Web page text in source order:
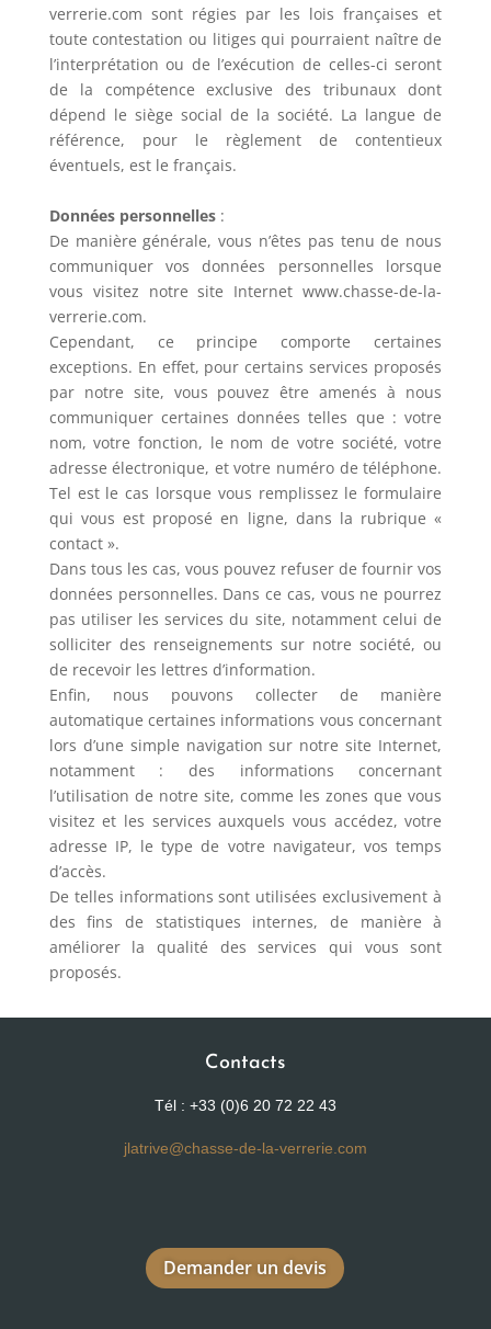
verrerie.com sont régies par les lois françaises et
toute contestation ou litiges qui pourraient naître de
l’interprétation ou de l’exécution de celles-ci seront
de la compétence exclusive des tribunaux dont
dépend le siège social de la société. La langue de
référence, pour le règlement de contentieux
éventuels, est le français.
Données personnelles:
De manière générale, vous n’êtes pas tenu de nous
communiquer vos données personnelles lorsque
vous visitez notre site Internet www.chasse-de-la-
verrerie.com.
Cependant, ce principe comporte certaines
exceptions. En effet, pour certains services proposés
par notre site, vous pouvez être amenés à nous
communiquer certaines données telles que : votre
nom, votre fonction, le nom de votre société, votre
adresse électronique, et votre numéro de téléphone.
Tel est le cas lorsque vous remplissez le formulaire
qui vous est proposé en ligne, dans la rubrique «
contact ».
Dans tous les cas, vous pouvez refuser de fournir vos
données personnelles. Dans ce cas, vous ne pourrez
pas utiliser les services du site, notamment celui de
solliciter des renseignements sur notre société, ou
de recevoir les lettres d’information.
Enfin, nous pouvons collecter de manière
automatique certaines informations vous concernant
lors d’une simple navigation sur notre site Internet,
notamment : des informations concernant
l’utilisation de notre site, comme les zones que vous
visitez et les services auxquels vous accédez, votre
adresse IP, le type de votre navigateur, vos temps
d’accès.
De telles informations sont utilisées exclusivement à
des fins de statistiques internes, de manière à
améliorer la qualité des services qui vous sont
proposés.
Contacts
Tél : +33 (0)6 20 72 22 43
jlatrive@chasse-de-la-verrerie.com
Demander un devis